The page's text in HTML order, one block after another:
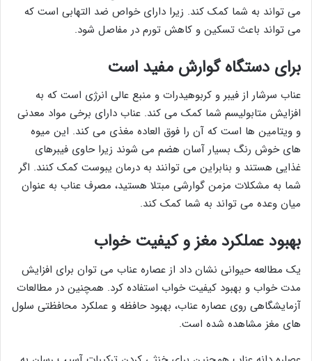
می تواند به شما کمک کند. زیرا دارای خواص ضد التهابی است که
می تواند باعث تسکین و کاهش تورم در مفاصل شود.
برای دستگاه گوارش مفید است
عناب سرشار از فیبر و کربوهیدرات و منبع عالی انرژی است که به
افزایش متابولیسم شما کمک می کند. عناب دارای برخی مواد معدنی
و ویتامین ها است که آن را فوق العاده مغذی می کند. این میوه
های خوش رنگ بسیار آسان هضم می شوند زیرا حاوی فیبرهای
غذایی هستند و بنابراین می توانند به درمان یبوست کمک کنند. اگر
شما به مشکلات مزمن گوارشی مبتلا هستید، مصرف عناب به عنوان
میان وعده می تواند به شما کمک کند.
بهبود عملکرد مغز و کیفیت خواب
یک مطالعه حیوانی نشان داد از عصاره عناب می توان برای افزایش
مدت خواب و بهبود کیفیت خواب استفاده کرد. همچنین در مطالعات
آزمایشگاهی روی عصاره عناب، بهبود حافظه و عملکرد محافظتی سلول
های مغز مشاهده شده است.